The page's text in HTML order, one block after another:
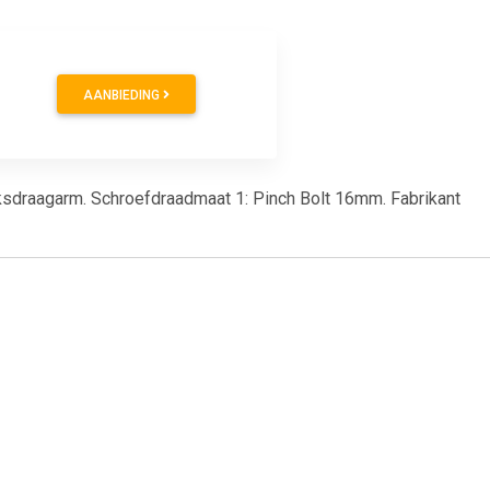
AANBIEDING
Schroefdraadmaat 1: Pinch Bolt 16mm. Fabrikant